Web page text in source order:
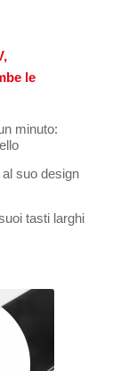
le
minuto:
suo design
tasti larghi